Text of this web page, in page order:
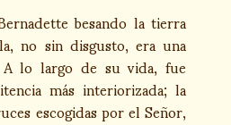
besando la tierra
no sin disgusto, era una
A lo largo de su vida, fue
más interiorizada; la
escogidas por el Señor,